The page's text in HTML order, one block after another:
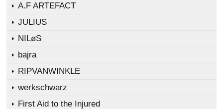
A.F ARTEFACT
JULIUS
NILøS
bajra
RIPVANWINKLE
werkschwarz
First Aid to the Injured